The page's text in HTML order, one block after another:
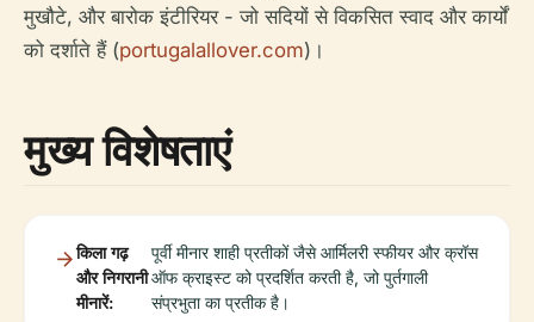
मुखौटे, और बारोक इंटीरियर - जो सदियों से विकसित स्वाद और कार्यों
को दर्शाते हैं (portugalallover.com)।
मुख्य विशेषताएं
किला गढ़
और निगरानी
मीनारें:
पूर्वी मीनार शाही प्रतीकों जैसे आर्मिलरी स्फीयर और क्रॉस
ऑफ क्राइस्ट को प्रदर्शित करती है, जो पुर्तगाली
संप्रभुता का प्रतीक है।